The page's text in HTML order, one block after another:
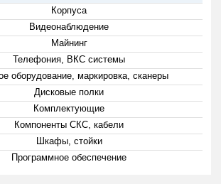
Корпуса
Видеонаблюдение
Майнинг
Телефония, ВКС системы
оборудование, маркировка, сканеры
Дисковые полки
Комплектующие
Компоненты СКС, кабели
Шкафы, стойки
Программное обеспечение